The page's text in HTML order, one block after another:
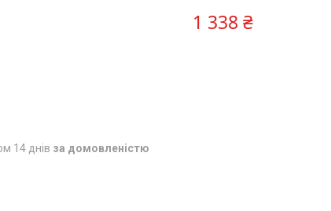
1 338 ₴
14 днів за домовленістю